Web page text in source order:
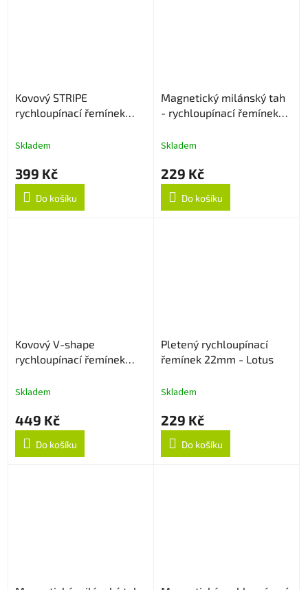
Kovový STRIPE
rychloupínací řemínek
Skladem
399 Kč
Do košíku
Magnetický milánský tah
- rychloupínací řemínek
Skladem
229 Kč
Do košíku
Kovový V-shape
rychloupínací řemínek
Skladem
449 Kč
Do košíku
Pletený rychloupínací
řemínek 22mm - Lotus
Skladem
229 Kč
Do košíku